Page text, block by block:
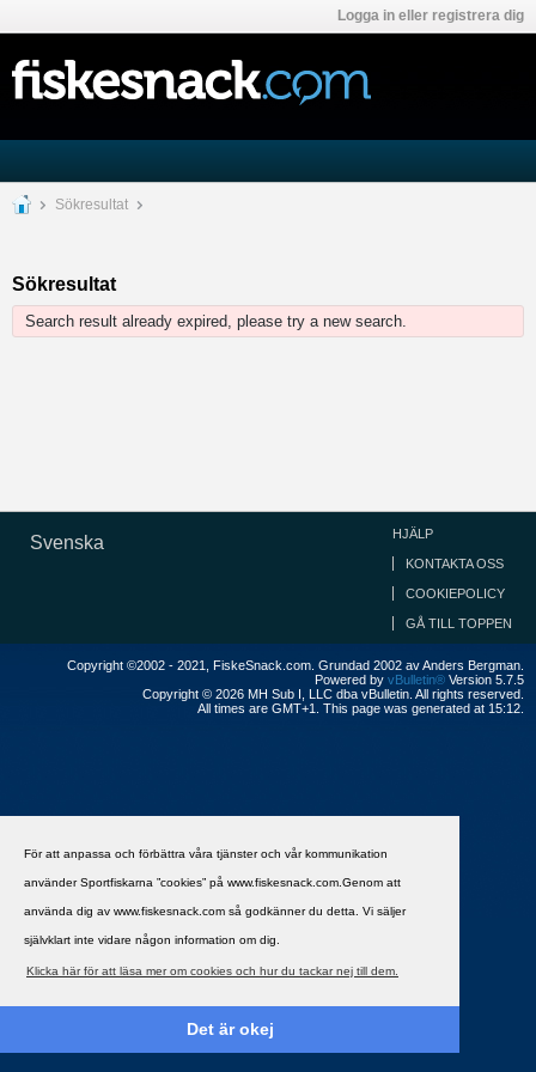
För att anpassa och förbättra våra tjänster och vår kommunikation
använder Sportfiskarna ”cookies” på www.fiskesnack.com.Genom att
använda dig av www.fiskesnack.com så godkänner du detta. Vi säljer
självklart inte vidare någon information om dig.
Klicka här för att läsa mer om cookies och hur du tackar nej till dem.
Det är okej
Logga in eller registrera dig
Sökresultat
Sökresultat
Search result already expired, please try a new search.
Svenska HJÄLP
KONTAKTA OSS
COOKIEPOLICY
GÅ TILL TOPPEN
Copyright ©2002 - 2021, FiskeSnack.com. Grundad 2002 av Anders Bergman.
Powered by vBulletin® Version 5.7.5
Copyright © 2026 MH Sub I, LLC dba vBulletin. All rights reserved.
All times are GMT+1. This page was generated at 15:12.